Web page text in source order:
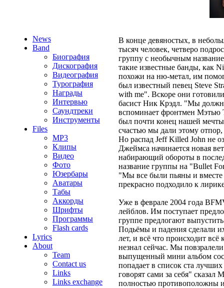
News
Band
Биография
Дискография
Видеография
Турография
Награды
Интервью
Саундтреки
Инструменты
Files
MP3
Клипы
Видео
Фото
Юзербары
Аватары
Табы
Аккорды
Шрифты
Программы
Flash cards
Lyrics
About
Team
Contact us
Links
Links exchange
В конце девяностых, в
тысяч человек, четверо
группу с необычным
такие известные банды, как
похожи на ню-метал, им
был известный певец Steve
with me". Вскоре они
басист Ник Крэдл. "Мы
вспоминает фронтмен Мэтью
был почти конец нашей
счастью мы дали этому отпор,
Но распад Jeff Killed John не
Джеймса начинается новая
набирающий обороты в
название группы на "Bullet
"Мы все были пьяны и вместе
прекрасно подходило к
Уже в феврале 2004 года
лейблов. Им поступает
группе предлогают
Подьёмы и падения сделали
лет, и всё что происходит
незнал сейчас. Мы
выпущенный мини альбом
попадает в список ста
говорят сами за себя"
полностью противоположны